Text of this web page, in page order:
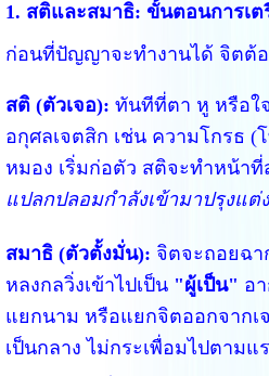
1. สติและสมาธิ: ขั้นตอนการเ
ก่อนที่ปัญญาจะทำงานได้ จิตต้
สติ (ตัวเจอ): ทันทีที่ตา หู หรือใ
อกุศลเจตสิก เช่น ความโกรธ (
หมอง เริ่มก่อตัว สติจะทำหน้า
แปลกปลอมกำลังเข้ามาปรุงแต่
สมาธิ (ตัวตั้งมั่น): จิตจะถอยฉา
หลงกลวิ่งเข้าไปเป็น "ผู้เป็น" อ
แยกนาม หรือแยกจิตออกจากเ
เป็นกลาง ไม่กระเพื่อมไปตามแ